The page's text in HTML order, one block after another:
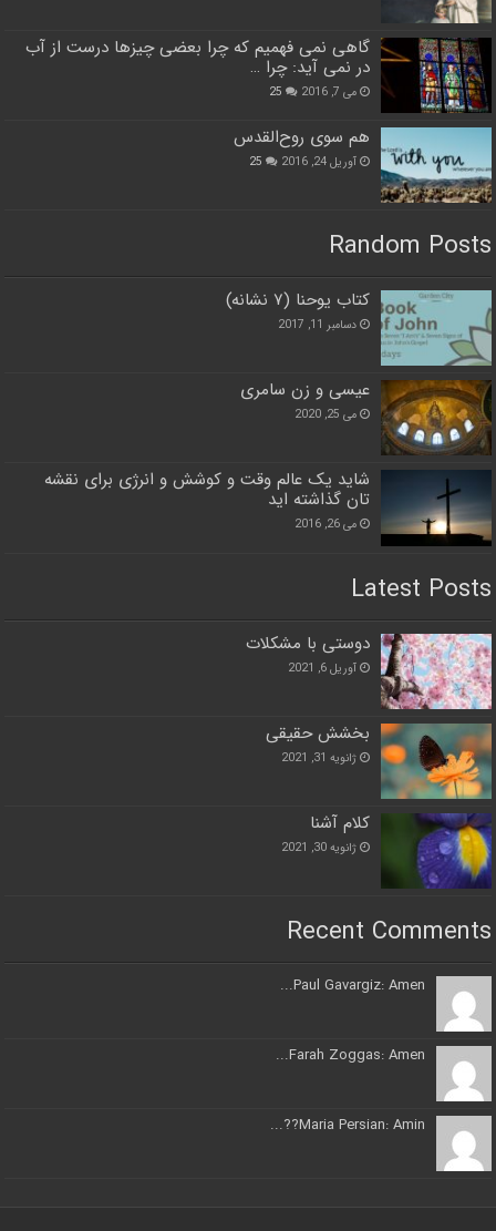
گاهی نمی فهمیم که چرا بعضی چیزها درست از آب
در نمی آید: چرا …
می 7, 2016 25
هم سوی روح‌القدس
آوریل 24, 2016 25
Random Posts
کتاب یوحنا (۷ نشانه)
دسامبر 11, 2017
عیسی و زن سامری
می 25, 2020
شاید یک عالم وقت و کوشش و انرژی برای نقشه
تان گذاشته اید
می 26, 2016
Latest Posts
دوستی با مشکلات
آوریل 6, 2021
بخشش حقیقی
ژانویه 31, 2021
کلام آشنا
ژانویه 30, 2021
Recent Comments
Paul Gavargiz: Amen...
Farah Zoggas: Amen...
Maria Persian: Amin??...